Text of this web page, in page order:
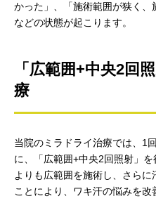
かった」、「施術範囲が狭く、
などの状態が起こります。
「広範囲+中央2回
療
当院のミラドライ治療では、1
に、「広範囲+中央2回照射」
よりも広範囲を施術し、さら
ことにより、ワキ汗の悩みを改